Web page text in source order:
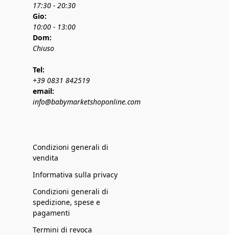
17:30 - 20:30
Gio:
10:00 - 13:00
Dom:
Chiuso
Tel:
+39 0831 842519
email:
info@babymarketshoponline.com
Condizioni generali di
vendita
Informativa sulla privacy
Condizioni generali di
spedizione, spese e
pagamenti
Termini di revoca